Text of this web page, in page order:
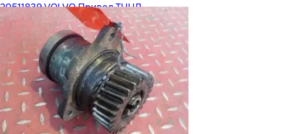
20511839 VOLVO Привод ТННД